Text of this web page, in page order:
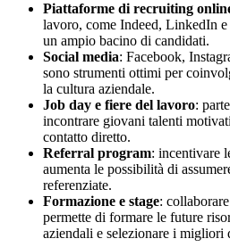
Piattaforme di recruiting
lavoro, come Indeed, LinkedIn
un ampio bacino di candidati.
Social media: Facebook,
sono strumenti ottimi per
la cultura aziendale.
Job day e fiere del lavoro:
incontrare giovani talenti
contatto diretto.
Referral program: incentivare
aumenta le possibilità di
referenziate.
Formazione e stage:
permette di formare le future
aziendali e selezionare i migliori